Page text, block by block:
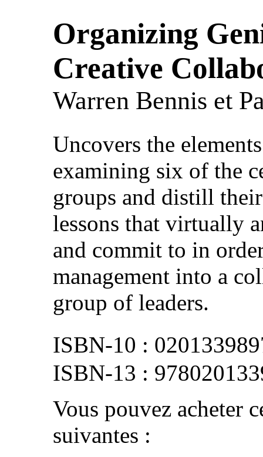
Organizing
Creative
Warren Bennis et
Uncovers the
examining six of the
groups and distill
lessons that virtually
and commit to in
management into a
group of leaders.
Vous pouvez acheter
suivantes :